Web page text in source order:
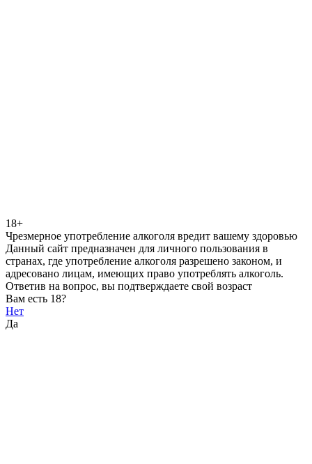
18+
Чрезмерное употребление алкоголя вредит вашему здоровью
Данный сайт предназначен для личного пользования в
странах, где употребление алкоголя разрешено законом, и
адресовано лицам, имеющих право употреблять алкоголь.
Ответив на вопрос, вы подтверждаете свой возраст
Вам есть 18?
Нет
Да